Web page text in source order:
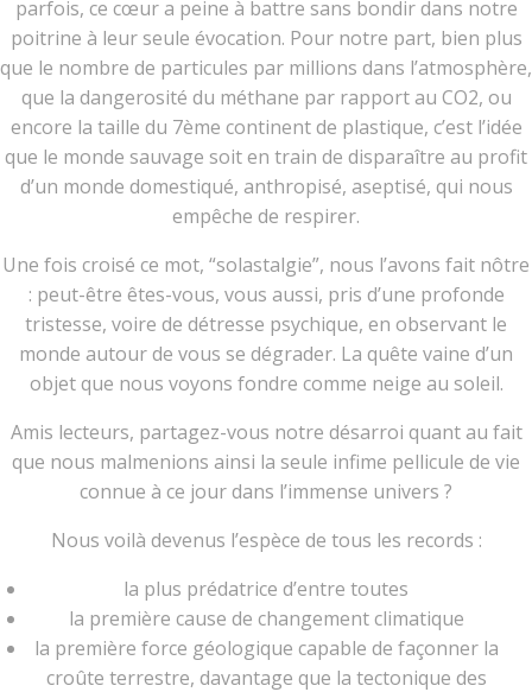
parfois, ce cœur a peine à battre sans bondir dans notre
poitrine à leur seule évocation. Pour notre part, bien plus
que le nombre de particules par millions dans l’atmosphère,
que la dangerosité du méthane par rapport au CO2, ou
encore la taille du 7ème continent de plastique, c’est l’idée
que le monde sauvage soit en train de disparaître au profit
d’un monde domestiqué, anthropisé, aseptisé, qui nous
empêche de respirer.
Une fois croisé ce mot, “solastalgie”, nous l’avons fait nôtre
: peut-être êtes-vous, vous aussi, pris d’une profonde
tristesse, voire de détresse psychique, en observant le
monde autour de vous se dégrader. La quête vaine d’un
objet que nous voyons fondre comme neige au soleil.
Amis lecteurs, partagez-vous notre désarroi quant au fait
que nous malmenions ainsi la seule infime pellicule de vie
connue à ce jour dans l’immense univers ?
Nous voilà devenus l’espèce de tous les records :
la plus prédatrice d’entre toutes
la première cause de changement climatique
la première force géologique capable de façonner la
croûte terrestre, davantage que la tectonique des